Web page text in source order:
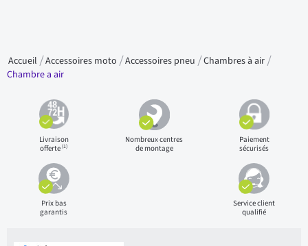
Accueil Accessoires moto Accessoires pneu
Chambres à air
Chambre a air
Livraison
offerte(1)
Nombreux centres
de montage
Paiement
sécurisés
Prix bas
garantis
Service client
qualifié